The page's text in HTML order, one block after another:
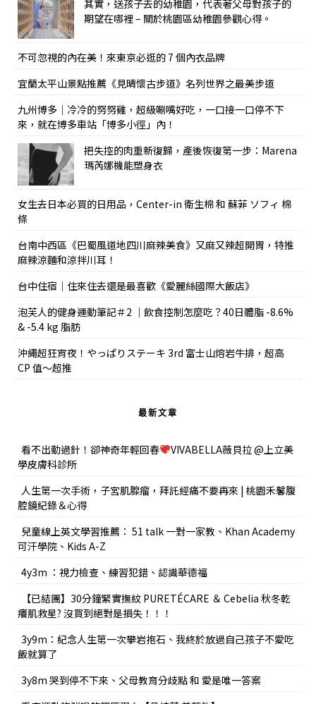
其實，送孩子去的幼稚園，代表著父母對孩子的
期望在哪裡 – 關於桃園區幼稚園參觀心得。
不可忽視的內在美！來東京必逛的 7 個內衣品牌
宜蘭太平山景點推薦《見晴懷古步道》名列世界之最美步道
九州博多｜冷冷的努努雞，超級唰嘴好吃，一口接一口停不下
來，就在博多車站「博多小徑」內！
把失控的肉重新復歸，產後恢復第一步：Marena
瑪芮娜機能塑身衣
女生去日本必買的日用品，Center-in 衛生棉 和 蘇菲 ソフィ 棉
條
台南中西區《巴蜀風道地四川麻辣美食》又麻又辣超開胃，特推
麻辣涼麵和涼拌川耳！
台中住宿｜住來住去還是最喜歡《愛麗絲國際大飯店》
泡芙人的健身運動筆記＃2 ｜飲食控制怎麼吃？40日體脂 -8.6%
& -5.4 kg 脂肪
沖繩超狂宵夜！やっぱりステーキ 3rd 富士山熔岩牛排，超高
CP 值～超推
最新文章
看不出動過針！卻神奇年輕回春
VIVABELLA薇貝拉 @上立美
學皮膚科診所
人生第一次手術，子宮肌腺瘤，拜託經痛不要再來 | 桃園禾馨腹
腔鏡紀錄＆心得
兒童線上英文學習推薦： 51 talk 一對一家教、Khan Academy
可汗學院、Kids A-Z
4y3m ：視力檢查、練習犯錯、認識華德福
【已結團】30分鐘緊實撫紋 PURETÉCARE ＆ Cebelia 秋冬乾
癢肌救星? 沒買到絕對是損失！！！
3y9m：紀念人生第一次攀岩抱石、我終於放過自己孩子不愛吃
飯就算了
3y8m 哭到停不下來、父母教育分歧點 和 愛是唯一答案